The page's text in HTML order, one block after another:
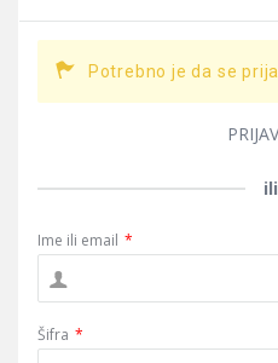
Potrebno je da se
ili
Ime ili email *
Šifra *